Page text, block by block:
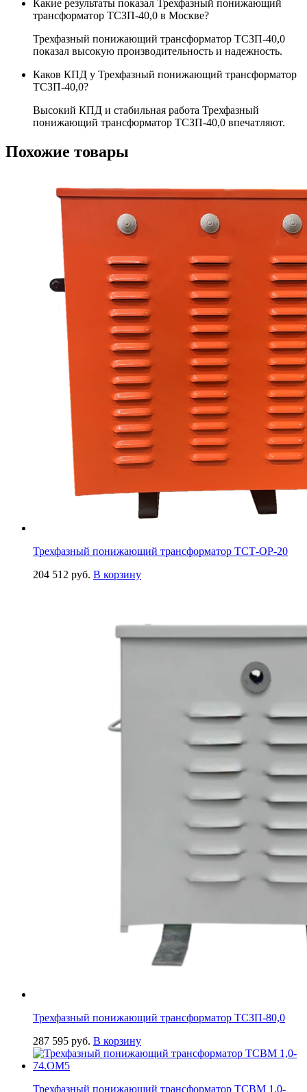
Какие результаты показал Трехфазный понижающий
трансформатор ТСЗП-40,0 в Москве?
Трехфазный понижающий трансформатор ТСЗП-40,0
показал высокую производительность и надежность.
Каков КПД у Трехфазный понижающий трансформатор
ТСЗП-40,0?
Высокий КПД и стабильная работа Трехфазный
понижающий трансформатор ТСЗП-40,0 впечатляют.
Похожие товары
Трехфазный понижающий трансформатор ТСТ-ОР-20
204 512 руб. В корзину
Трехфазный понижающий трансформатор ТСЗП-80,0
287 595 руб. В корзину
Трехфазный понижающий трансформатор ТСВМ 1,0-